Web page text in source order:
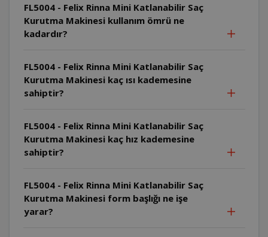
FL5004 - Felix Rinna Mini Katlanabilir Saç
Kurutma Makinesi kullanım ömrü ne
kadardır?
FL5004 - Felix Rinna Mini Katlanabilir Saç
Kurutma Makinesi kaç ısı kademesine
sahiptir?
FL5004 - Felix Rinna Mini Katlanabilir Saç
Kurutma Makinesi kaç hız kademesine
sahiptir?
FL5004 - Felix Rinna Mini Katlanabilir Saç
Kurutma Makinesi form başlığı ne işe
yarar?